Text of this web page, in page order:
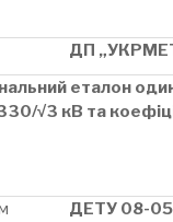
ДП
еталон
√3 кВ та
ДЕТУ 08-